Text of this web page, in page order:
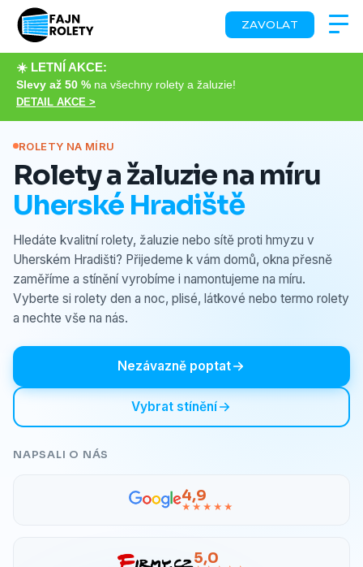
☀️ LETNÍ AKCE:
Slevy až 50 % na všechny rolety a žaluzie!
DETAIL AKCE >
ZAVOLAT
ROLETY NA MÍRU
Rolety a žaluzie na míru
Uherské Hradiště
Hledáte kvalitní rolety, žaluzie nebo sítě proti hmyzu v
Uherském Hradišti? Přijedeme k vám domů, okna přesně
zaměříme a stínění vyrobíme i namontujeme na míru.
Vyberte si rolety den a noc, plisé, látkové nebo termo rolety
a nechte vše na nás.
Nezávazně poptat
Vybrat stínění
NAPSALI O NÁS
4,9
★★★★★
5,0